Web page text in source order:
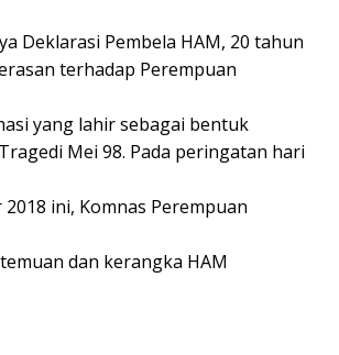
Deklarasi Pembela HAM, 20 tahun
terhadap Perempuan
yang lahir sebagai bentuk
Mei 98. Pada peringatan hari
ini, Komnas Perempuan
dan kerangka HAM